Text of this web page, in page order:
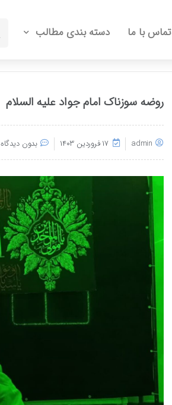
تماس با ما دسته بندی مطالب
روضه سوزناک امام جواد علیه السلام
admin ۱۷ فروردین ۱۴۰۳ بدون دیدگاه